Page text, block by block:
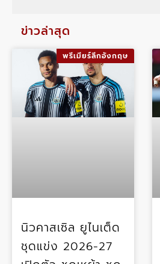
ข่าวล่าสุด
พรีเมียร์ลีกอังกฤษ
นิวคาสเซิล ยูไนเต็ด
ชุดแข่ง 2026-27